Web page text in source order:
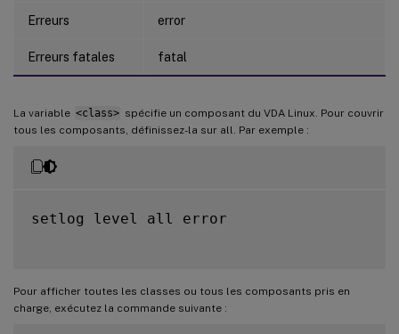
Erreurs error
Erreurs fatales fatal
La variable <class> spécifie un composant du VDA Linux. Pour couvrir
tous les composants, définissez-la sur all. Par exemple :
setlog level all error
Pour afficher toutes les classes ou tous les composants pris en
charge, exécutez la commande suivante :